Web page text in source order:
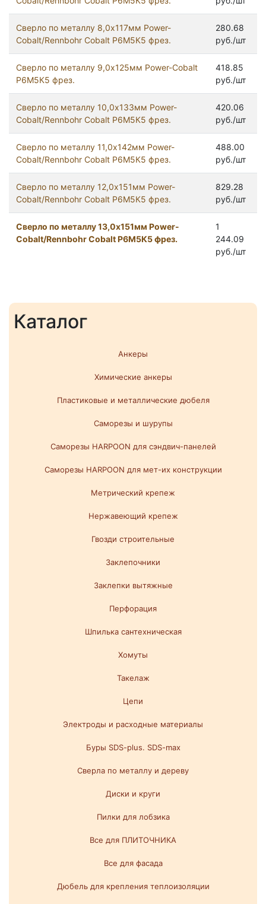
Каталог
Анкеры
Химические анкеры
Пластиковые и металлические дюбеля
Саморезы и шурупы
Саморезы HARPOON для сэндвич-панелей
Саморезы HARPOON для мет-их конструкции
Метрический крепеж
Нержавеющий крепеж
Гвозди строительные
Заклепочники
Заклепки вытяжные
Перфорация
Шпилька сантехническая
Хомуты
Такелаж
Цепи
Электроды и расходные материалы
Буры SDS-plus. SDS-max
Сверла по металлу и дереву
Диски и круги
Пилки для лобзика
Все для ПЛИТОЧНИКА
Все для фасада
Дюбель для крепления теплоизоляции
Сверло по металлу 8,0х117мм Power-
Cobalt/Rennbohr Cobalt Р6М5К5 фрез.
280.68
руб./шт
Сверло по металлу 9,0х125мм Power-Cobalt
Р6М5К5 фрез.
418.85
руб./шт
Сверло по металлу 10,0х133мм Power-
Cobalt/Rennbohr Cobalt Р6М5К5 фрез.
420.06
руб./шт
Сверло по металлу 11,0х142мм Power-
Cobalt/Rennbohr Cobalt Р6М5К5 фрез.
488.00
руб./шт
Сверло по металлу 12,0х151мм Power-
Cobalt/Rennbohr Cobalt Р6М5К5 фрез.
829.28
руб./шт
Сверло по металлу 13,0х151мм Power-
Cobalt/Rennbohr Cobalt Р6М5К5 фрез.
1
244.09
руб./шт